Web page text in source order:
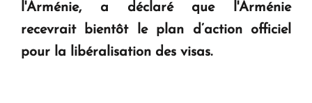
KASA : 30 ans d'audace, de résilience et d'avenir
en Arménie
l'Arménie, a déclaré que l'Arménie
recevrait bientôt le plan d’action officiel
pour la libéralisation des visas.